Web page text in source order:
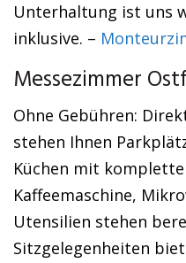
Unterhaltung ist uns
inklusive. –
Messezimmer
Ohne Gebühren:
stehen Ihnen
Küchen mit
Kaffeemaschine,
Utensilien stehen
Sitzgelegenheiten